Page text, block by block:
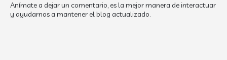
Anímate a dejar un comentario, es la mejor manera de interactuar
y ayudarnos a mantener el blog actualizado.